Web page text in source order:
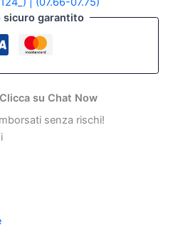
sicuro garantito
su Chat Now
senza rischi!